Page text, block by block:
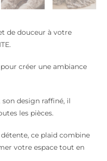
de douceur à votre
créer une ambiance
design raffiné, il
les pièces.
ce plaid combine
votre espace tout en